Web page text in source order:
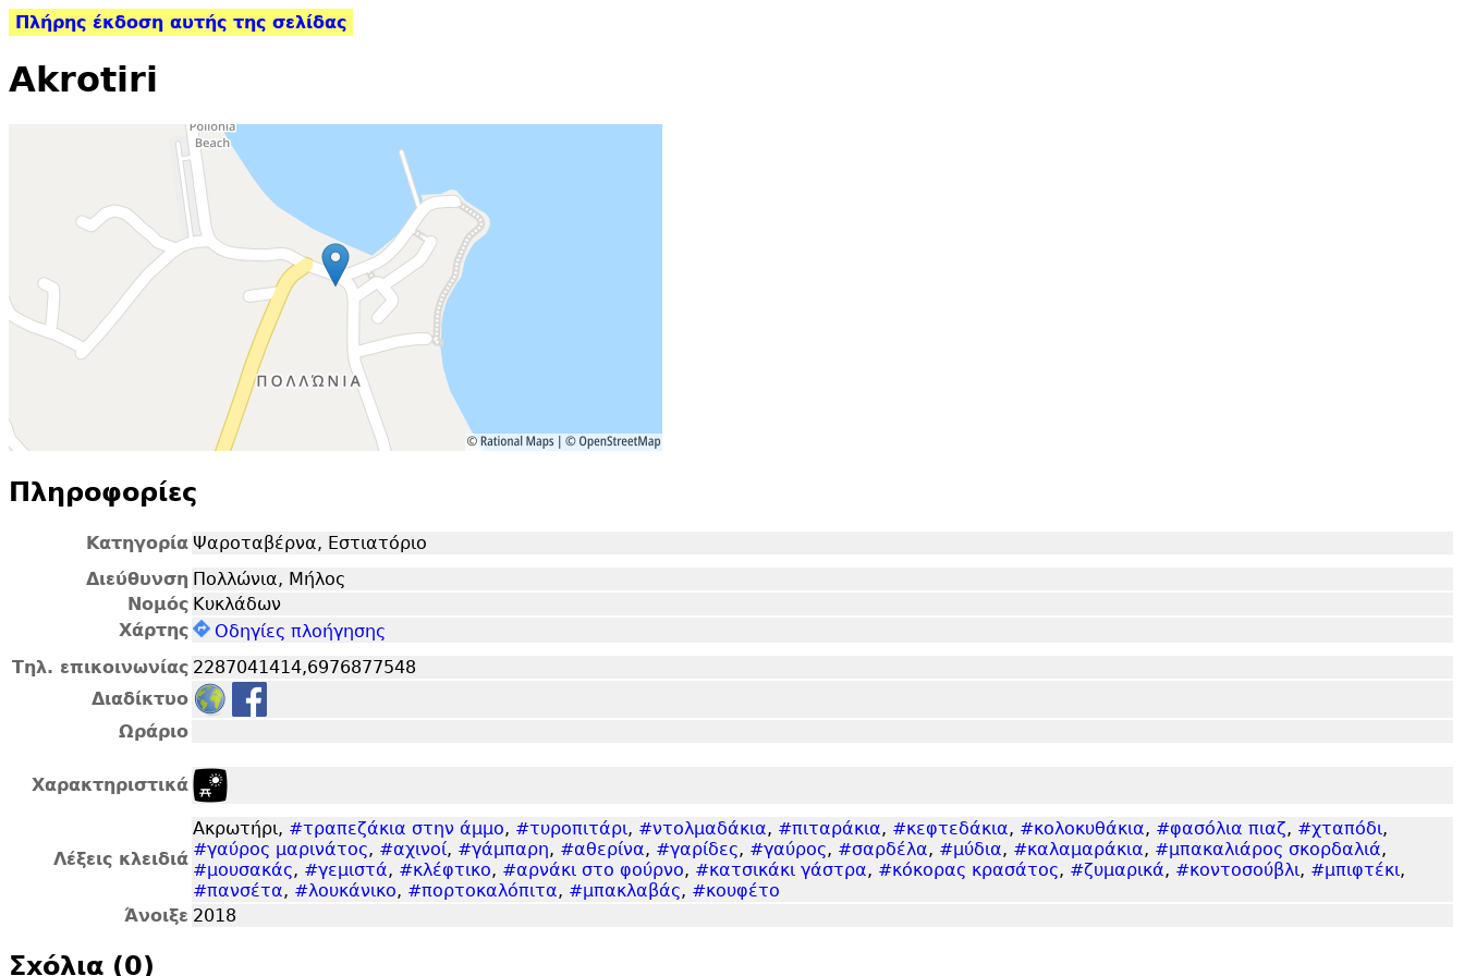
Πλήρης έκδοση αυτής της σελίδας
Akrotiri
Πληροφορίες
Κατηγορία Ψαροταβέρνα, Εστιατόριο
Διεύθυνση Πολλώνια, Μήλος
Νομός Κυκλάδων
Χάρτης
Οδηγίες πλοήγησης
Τηλ. επικοινωνίας 2287041414,6976877548
Διαδίκτυο
Ωράριο
Χαρακτηριστικά
Λέξεις κλειδιά
Ακρωτήρι, #τραπεζάκια στην άμμο, #τυροπιτάρι, #ντολμαδάκια, #πιταράκια, #κεφτεδάκια, #κολοκυθάκια, #φασόλια πιαζ, #χταπόδι,
#γαύρος μαρινάτος, #αχινοί, #γάμπαρη, #αθερίνα, #γαρίδες, #γαύρος, #σαρδέλα, #μύδια, #καλαμαράκια, #μπακαλιάρος σκορδαλιά,
#μουσακάς, #γεμιστά, #κλέφτικο, #αρνάκι στο φούρνο, #κατσικάκι γάστρα, #κόκορας κρασάτος, #ζυμαρικά, #κοντοσούβλι, #μπιφτέκι,
#πανσέτα, #λουκάνικο, #πορτοκαλόπιτα, #μπακλαβάς, #κουφέτο
Άνοιξε 2018
Σxόλια (0)